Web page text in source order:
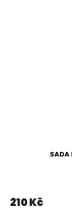
SADA
210 Kč